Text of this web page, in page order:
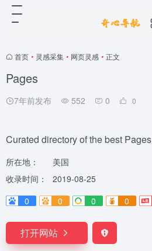
首页 • 灵感采集 • 网页灵感 • 正文
Pages
7年前发布 552 0 0
Curated directory of the best Pages
所在地：
美国
收录时间：
2019-08-25
0
0 0 0
打开网站